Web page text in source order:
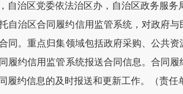
治区党委依法治区办，自治区政务服务
自治区合同履约信用监管系统，对政府
同。重点归集领域包括政府采购、公共
履约信用监管系统报送合同信息。合同
履约信息的及时报送和更新工作。（责